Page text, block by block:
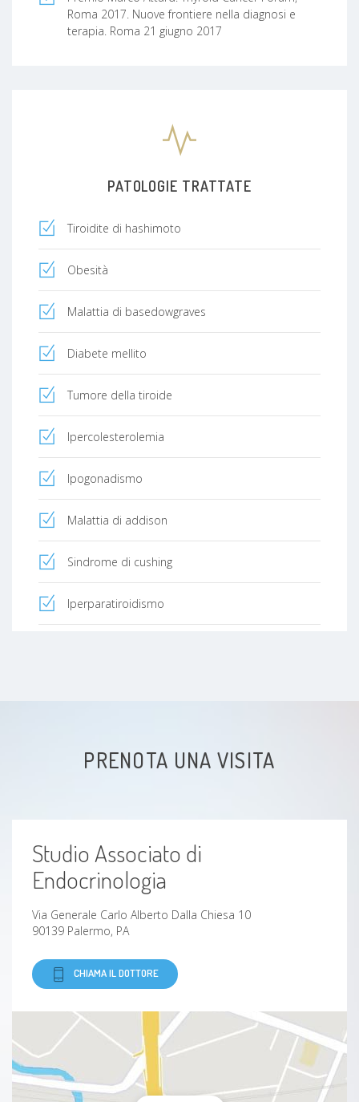
Roma 2017. Nuove frontiere nella diagnosi e
terapia. Roma 21 giugno 2017
PATOLOGIE TRATTATE
Tiroidite di hashimoto
Obesità
Malattia di basedowgraves
Diabete mellito
Tumore della tiroide
Ipercolesterolemia
Ipogonadismo
Malattia di addison
Sindrome di cushing
Iperparatiroidismo
PRENOTA UNA VISITA
Studio Associato di
Endocrinologia
Via Generale Carlo Alberto Dalla Chiesa 10
90139 Palermo, PA
CHIAMA IL DOTTORE